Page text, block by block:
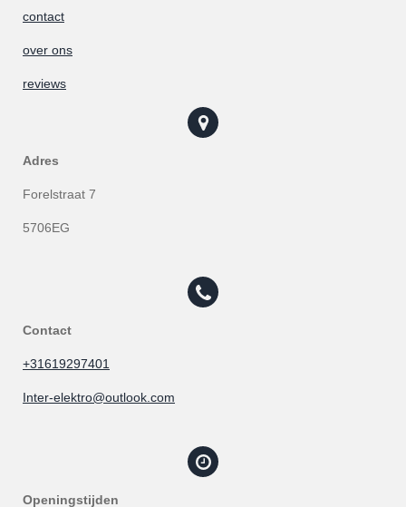
contact
over ons
reviews
Adres
Forelstraat 7
5706EG
Contact
+31619297401
Inter-elektro@outlook.com
Openingstijden